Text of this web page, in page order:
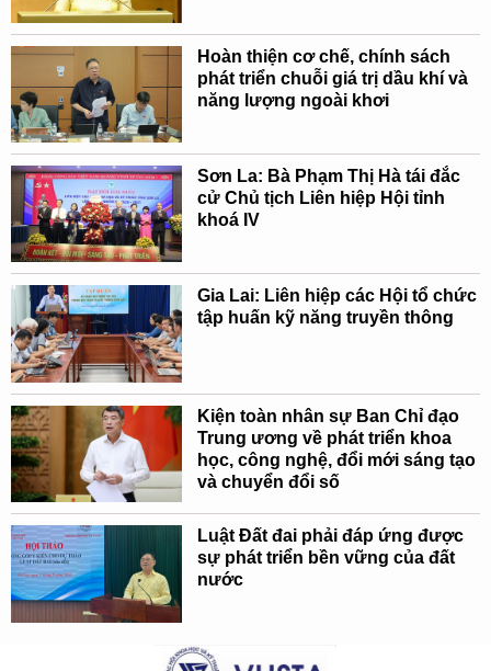
Hoàn thiện cơ chế, chính sách
phát triển chuỗi giá trị dầu khí và
năng lượng ngoài khơi
Sơn La: Bà Phạm Thị Hà tái đắc
cử Chủ tịch Liên hiệp Hội tỉnh
khoá IV
Gia Lai: Liên hiệp các Hội tổ chức
tập huấn kỹ năng truyền thông
Kiện toàn nhân sự Ban Chỉ đạo
Trung ương về phát triển khoa
học, công nghệ, đổi mới sáng tạo
và chuyển đổi số
Luật Đất đai phải đáp ứng được
sự phát triển bền vững của đất
nước